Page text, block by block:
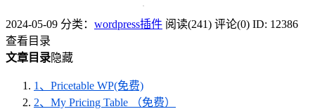
2024-05-09 分类： wordpress插件 阅读(241) 评论(0) ID: 12386
查看目录
文章目录隐藏
1、Pricetable WP(免费)
2、My Pricing Table （免费）